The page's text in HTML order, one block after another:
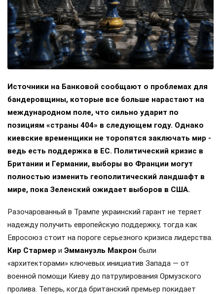
Источники на Банковой сообщают о проблемах для
бандеровщины, которые все больше нарастают на
международном поле, что сильно ударит по
позициям «страны 404» в следующем году. Однако
киевские временщики не торопятся заключать мир -
ведь есть поддержка в ЕС. Политический кризис в
Британии и Германии, выборы во Франции могут
полностью изменить геополитический ландшафт в
мире, пока Зеленский ожидает выборов в США.
Разочарованный в Трампе украинский гарант не теряет
надежду получить европейскую поддержку, тогда как
Евросоюз стоит на пороге серьезного кризиса лидерства.
Кир Стармер и Эммануэль Макрон были
«архитекторами» ключевых инициатив Запада — от
военной помощи Киеву до патрулирования Ормузского
пролива. Теперь, когда британский премьер покидает